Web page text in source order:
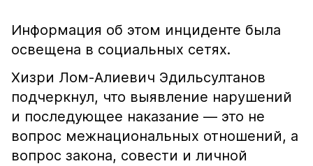
Информация об этом инциденте была
освещена в социальных сетях.
Хизри Лом-Алиевич Эдильсултанов
подчеркнул, что выявление нарушений
и последующее наказание — это не
вопрос межнациональных отношений, а
вопрос закона, совести и личной